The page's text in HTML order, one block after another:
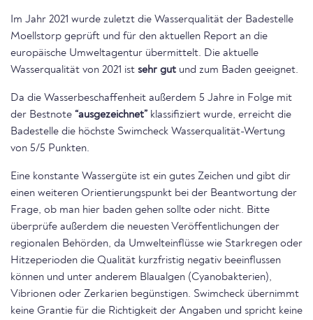
Im Jahr 2021 wurde zuletzt die Wasserqualität der Badestelle
Moellstorp geprüft und für den aktuellen Report an die
europäische Umweltagentur übermittelt. Die aktuelle
Wasserqualität von 2021 ist sehr gut und zum Baden geeignet.
Da die Wasserbeschaffenheit außerdem 5 Jahre in Folge mit
der Bestnote “ausgezeichnet” klassifiziert wurde, erreicht die
Badestelle die höchste Swimcheck Wasserqualität-Wertung
von 5/5 Punkten.
Eine konstante Wassergüte ist ein gutes Zeichen und gibt dir
einen weiteren Orientierungspunkt bei der Beantwortung der
Frage, ob man hier baden gehen sollte oder nicht. Bitte
überprüfe außerdem die neuesten Veröffentlichungen der
regionalen Behörden, da Umwelteinflüsse wie Starkregen oder
Hitzeperioden die Qualität kurzfristig negativ beeinflussen
können und unter anderem Blaualgen (Cyanobakterien),
Vibrionen oder Zerkarien begünstigen. Swimcheck übernimmt
keine Grantie für die Richtigkeit der Angaben und spricht keine